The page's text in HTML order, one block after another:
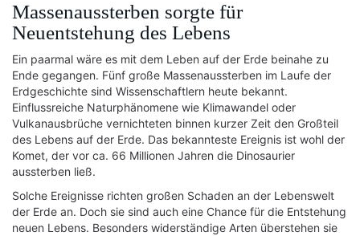
Massenaussterben sorgte für
Neuentstehung des Lebens
Ein paarmal wäre es mit dem Leben auf der Erde beinahe zu
Ende gegangen. Fünf große Massenaussterben im Laufe der
Erdgeschichte sind Wissenschaftlern heute bekannt.
Einflussreiche Naturphänomene wie Klimawandel oder
Vulkanausbrüche vernichteten binnen kurzer Zeit den Großteil
des Lebens auf der Erde. Das bekannteste Ereignis ist wohl der
Komet, der vor ca. 66 Millionen Jahren die Dinosaurier
aussterben ließ.
Solche Ereignisse richten großen Schaden an der Lebenswelt
der Erde an. Doch sie sind auch eine Chance für die Entstehung
neuen Lebens. Besonders widerständige Arten überstehen sie